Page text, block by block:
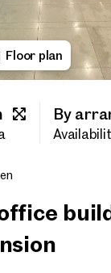
Floor plan
By
Last